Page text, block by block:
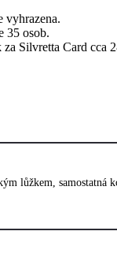
vyhrazena.
35 osob.
Silvretta Card cca
lůžkem, samostatná